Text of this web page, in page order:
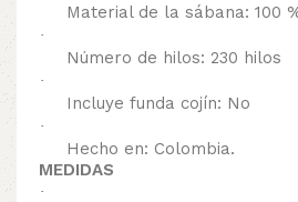
Material de la sábana: 100
·
Número de hilos: 230 hilos
·
Incluye funda cojín: No
·
Hecho en: Colombia.
MEDIDAS
·